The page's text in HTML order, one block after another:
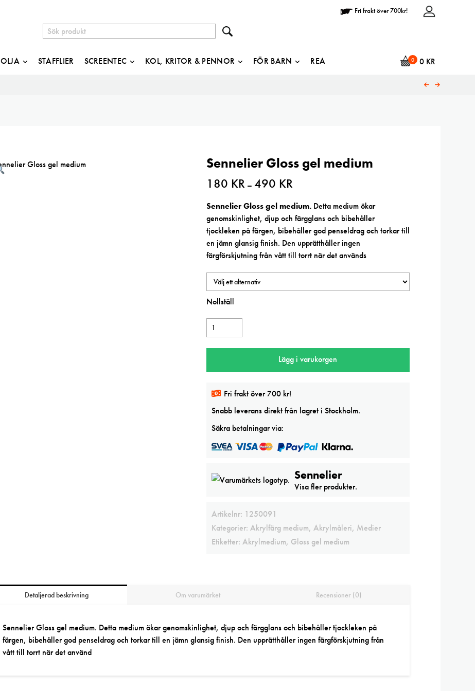
Fri frakt över 700kr!
0 0 KR
OLJA STAFFLIER SCREENTEC KOL, KRITOR & PENNOR FÖR BARN REA
Sennelier Gloss gel medium
180 KR – 490 KR180 kr
490 kr
Sennelier Gloss gel medium.Detta medium ökar
genomskinlighet, djup och färgglans och bibehåller
tjockleken på färgen, bibehåller god penseldrag och torkar till
en jämn glansig finish. Den upprätthåller ingen
färgförskjutning från vått till torrt när det används
Nollställ
Sennelier
Gloss
Lägg i varukorgen
Fri frakt över 700 kr!
Snabb leverans direkt från lagret i Stockholm.
Säkra betalningar via:
Sennelier
Visa fler produkter.
Artikelnr: 1250091
Kategorier: Akrylfärg medium, Akrylmåleri, Medier
Etiketter: Akrylmedium, Gloss gel medium
Detaljerad beskrivning Om varumärket Recensioner (0)
Sennelier Gloss gel medium. Detta medium ökar genomskinlighet, djup och färgglans och bibehåller tjockleken på
färgen, bibehåller god penseldrag och torkar till en jämn glansig finish. Den upprätthåller ingen färgförskjutning från
vått till torrt när det använd